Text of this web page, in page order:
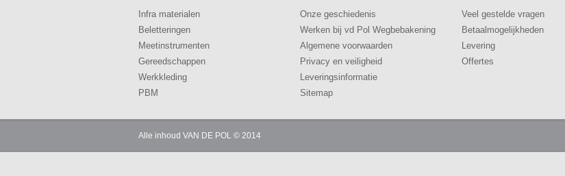
Infra materialen
Beletteringen
Meetinstrumenten
Gereedschappen
Werkkleding
PBM
Onze geschiedenis
Werken bij vd Pol Wegbebakening
Algemene voorwaarden
Privacy en veiligheid
Leveringsinformatie
Sitemap
Veel gestelde vragen
Betaalmogelijkheden
Levering
Offertes
Alle inhoud VAN DE POL © 2014